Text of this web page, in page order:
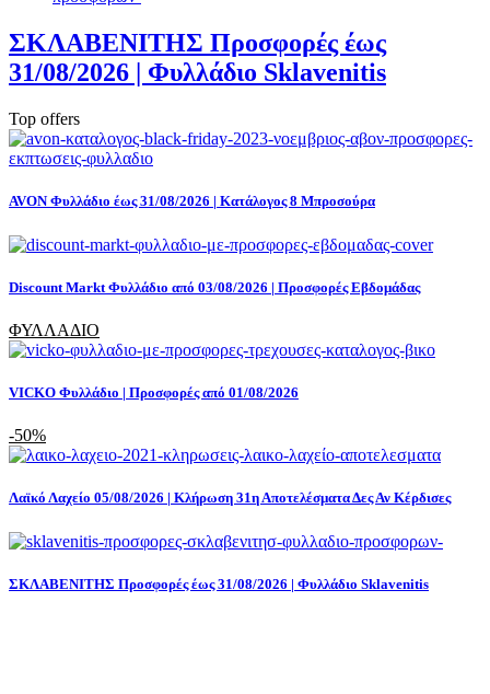
ΣΚΛΑΒΕΝΙΤΗΣ Προσφορές έως
31/08/2026 | Φυλλάδιο Sklavenitis
Top offers
AVON Φυλλάδιο έως 31/08/2026 | Κατάλογος 8 Μπροσούρα
Discount Markt Φυλλάδιο από 03/08/2026 | Προσφορές Εβδομάδας
ΦΥΛΛΑΔΙΟ
VICKO Φυλλάδιο | Προσφορές από 01/08/2026
-50%
Λαϊκό Λαχείο 05/08/2026 | Κλήρωση 31η Αποτελέσματα Δες Αν Κέρδισες
ΣΚΛΑΒΕΝΙΤΗΣ Προσφορές έως 31/08/2026 | Φυλλάδιο Sklavenitis